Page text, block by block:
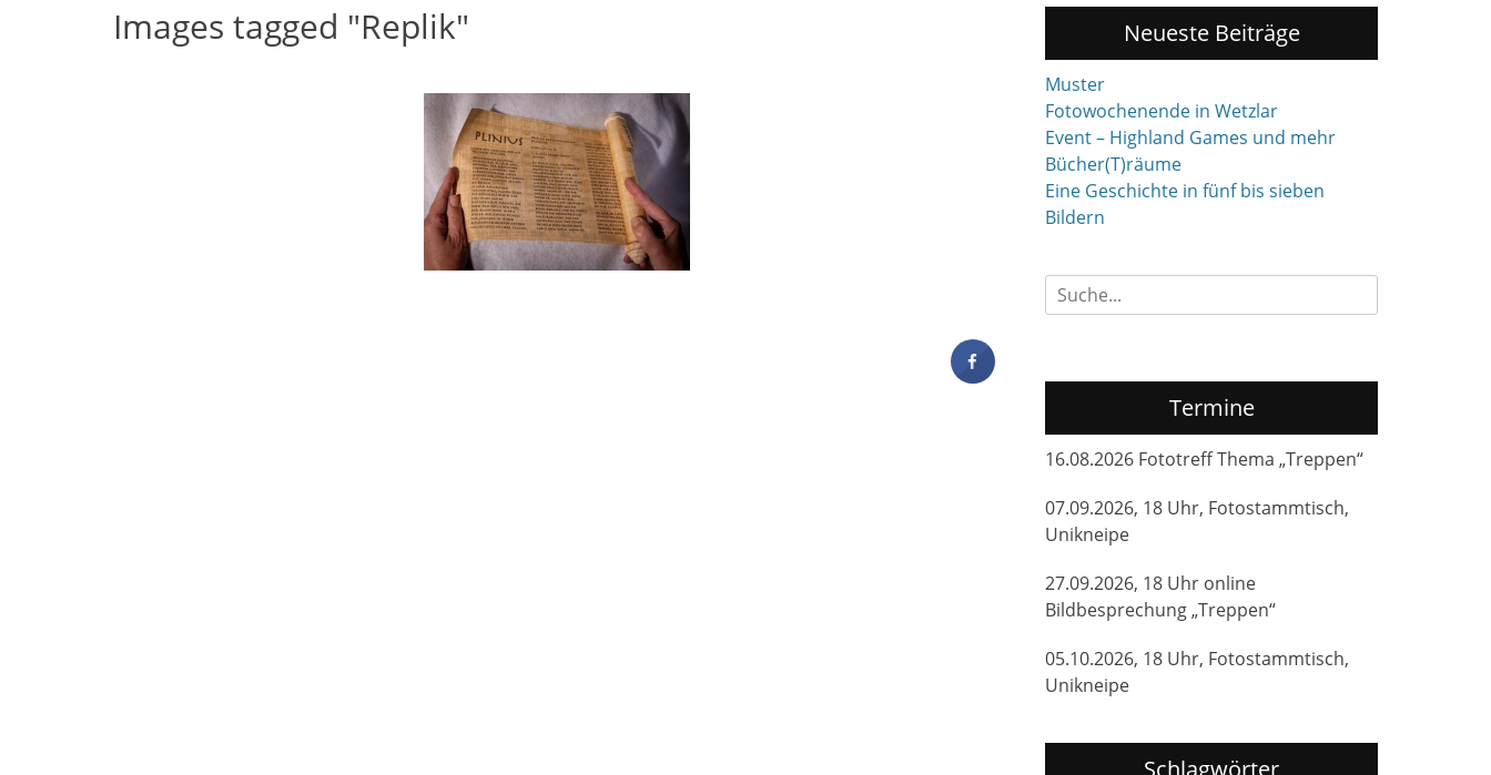
Images tagged "Replik" Neueste Beiträge
Muster
Fotowochenende in Wetzlar
Event – Highland Games und mehr
Bücher(T)räume
Eine Geschichte in fünf bis sieben
Bildern
Suchen
nach:
Termine
16.08.2026 Fototreff Thema „Treppen“
07.09.2026, 18 Uhr, Fotostammtisch,
Unikneipe
27.09.2026, 18 Uhr online
Bildbesprechung „Treppen“
05.10.2026, 18 Uhr, Fotostammtisch,
Unikneipe
Schlagwörter